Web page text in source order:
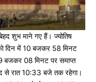
शुभ माने गए हैं। ज्योतिष
दिन में 10 बजकर 58 मिनट
बजकर 08 मिनट पर समाप्त
से रात 10:33 बजे तक रहेगा।